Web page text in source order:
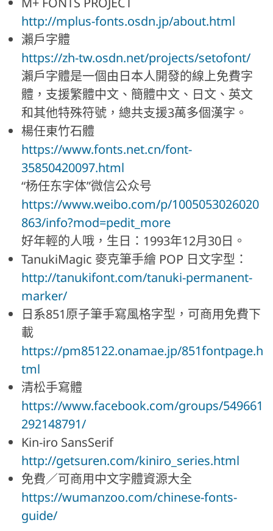
http://mplus-fonts.osdn.jp/about.html
瀨戶字體
https://zh-tw.osdn.net/projects/setofont/
瀨戶字體是一個由日本人開發的線上免費字
體，支援繁體中文、簡體中文、日文、英文
和其他特殊符號，總共支援3萬多個漢字。
楊任東竹石體
https://www.fonts.net.cn/font-
35850420097.html
“杨任东字体”微信公众号
https://www.weibo.com/p/1005053026020
863/info?mod=pedit_more
好年輕的人哦，生日：1993年12月30日。
TanukiMagic 麥克筆手繪 POP 日文字型：
http://tanukifont.com/tanuki-permanent-
marker/
日系851原子筆手寫風格字型，可商用免費下
載
https://pm85122.onamae.jp/851fontpage.h
tml
清松手寫體
https://www.facebook.com/groups/549661
292148791/
Kin-iro SansSerif
http://getsuren.com/kiniro_series.html
免費／可商用中文字體資源大全​
https://wumanzoo.com/chinese-fonts-
guide/